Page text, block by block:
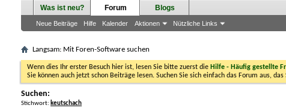
Was ist neu? Forum
Neue Beiträge Hilfe Kalender Aktionen Nützliche Links
Blogs
Langsam: Mit Foren-Software suchen
Wenn dies Ihr erster Besuch hier ist, lesen Sie bitte zuerst die Hilfe - Häufig gestellte
Sie können auch jetzt schon Beiträge lesen. Suchen Sie sich einfach das Forum aus,
Suchen:
Stichwort: keutschach